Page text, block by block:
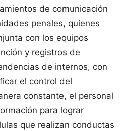
de comunicación
penales, quienes
con los equipos
y registros de
de internos, con
el control del
constante, el personal
para lograr
que realizan conductas